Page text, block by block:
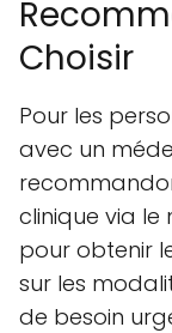
Choisir
Pour les
avec un
clinique via le
pour obtenir
sur les
de besoin